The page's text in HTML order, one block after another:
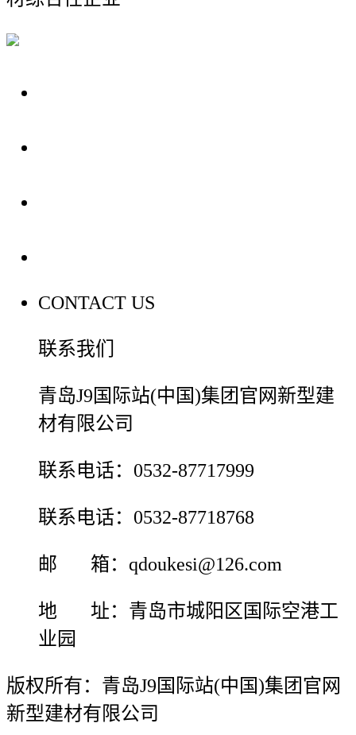
CONTACT US
联系我们
青岛J9国际站(中国)集团官网新型建
材有限公司
联系电话：0532-87717999
联系电话：0532-87718768
邮 箱：qdoukesi@126.com
地 址：青岛市城阳区国际空港工
业园
版权所有：青岛J9国际站(中国)集团官网
新型建材有限公司